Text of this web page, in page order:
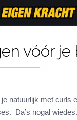
vóór je
natuurlijk met curls
Da’s nogal